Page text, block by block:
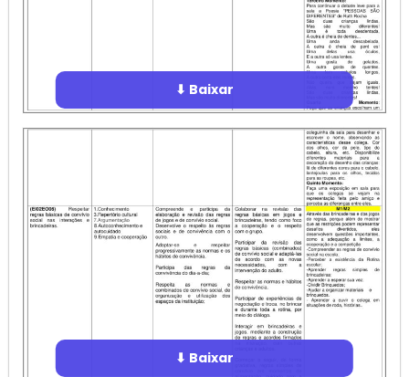
⬇ Baixar
⬇ Baixar